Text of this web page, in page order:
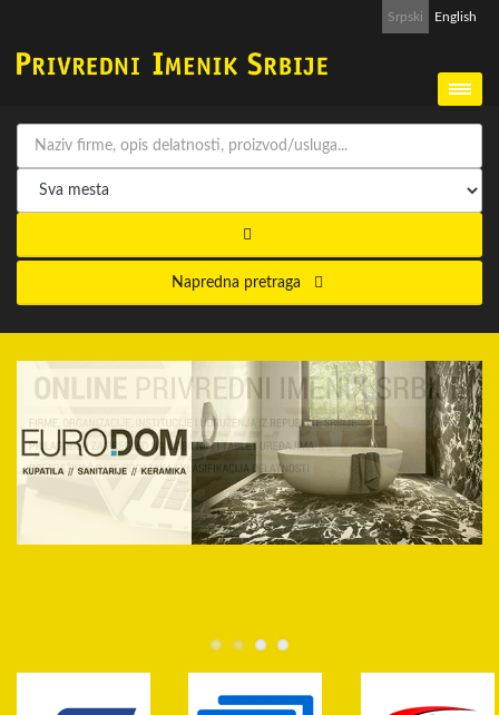
Srpski English
Napredna pretraga